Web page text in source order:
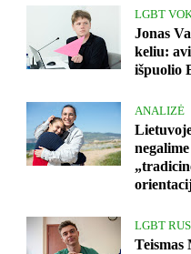
LGBT
Jonas
keliu:
išpuolio
ANALIZĖ
LGBT
Teismas